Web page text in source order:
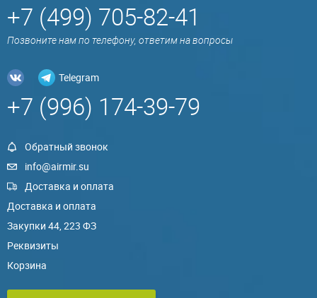
+7 (499) 705-82-41
Позвоните нам по телефону, ответим на вопросы
Telegram
+7 (996) 174-39-79
Обратный звонок
info@airmir.su
Доставка и оплата
Доставка и оплата
Закупки 44, 223 ФЗ
Реквизиты
Корзина